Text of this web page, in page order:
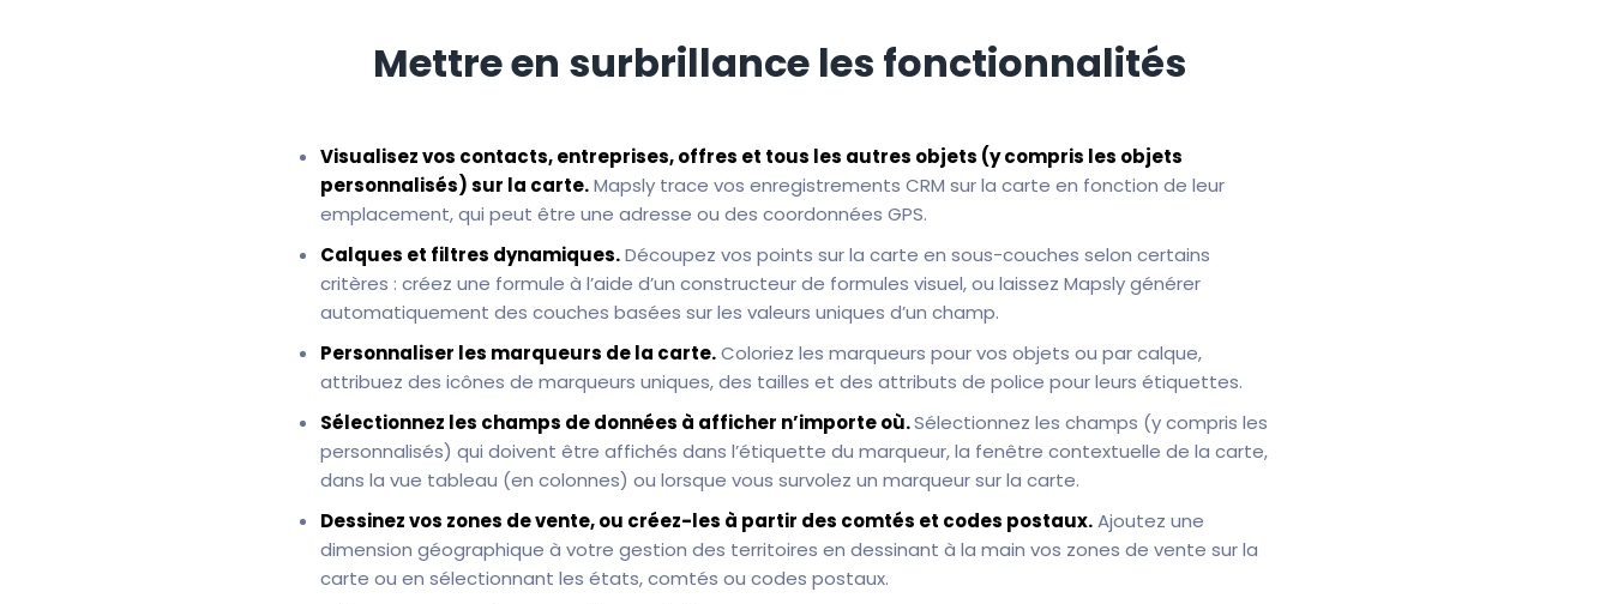
Mettre en surbrillance les fonctionnalités
Visualisez vos contacts, entreprises, offres et tous les autres objets (y compris les objets
personnalisés) sur la carte.Mapsly trace vos enregistrements CRM sur la carte en fonction de leur
emplacement, qui peut être une adresse ou des coordonnées GPS.
Calques et filtres dynamiques.Découpez vos points sur la carte en sous-couches selon certains
critères : créez une formule à l’aide d’un constructeur de formules visuel, ou laissez Mapsly générer
automatiquement des couches basées sur les valeurs uniques d’un champ.
Personnaliser les marqueurs de la carte.Coloriez les marqueurs pour vos objets ou par calque,
attribuez des icônes de marqueurs uniques, des tailles et des attributs de police pour leurs étiquettes.
Sélectionnez les champs de données à afficher n’importe où.Sélectionnez les champs (y compris les
personnalisés) qui doivent être affichés dans l’étiquette du marqueur, la fenêtre contextuelle de la carte,
dans la vue tableau (en colonnes) ou lorsque vous survolez un marqueur sur la carte.
Dessinez vos zones de vente, ou créez-les à partir des comtés et codes postaux.Ajoutez une
dimension géographique à votre gestion des territoires en dessinant à la main vos zones de vente sur la
carte ou en sélectionnant les états, comtés ou codes postaux.